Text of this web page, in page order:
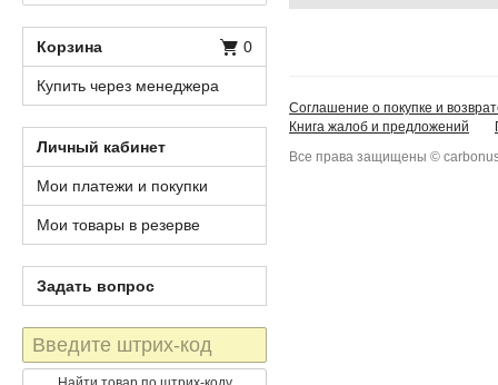
Корзина 0
Купить через менеджера
Личный кабинет
Мои платежи и покупки
Мои товары в резерве
Задать вопрос
Штрих-
код
Соглашение о покупке и
Книга жалоб и предложений
Все права защищены ©